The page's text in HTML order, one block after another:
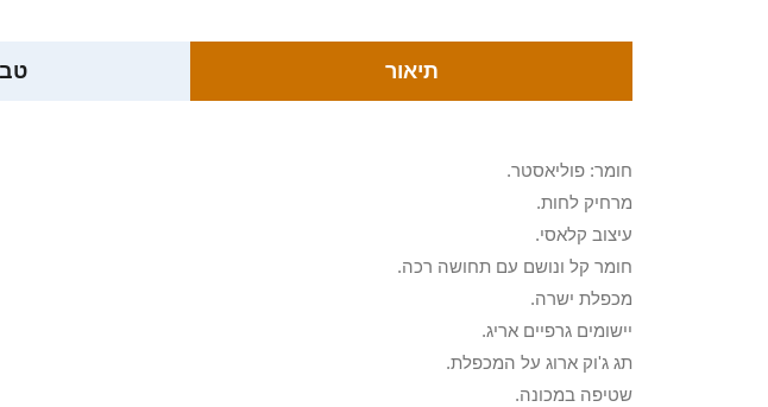
תיאור
חומר: פוליאסטר.
מרחיק לחות.
עיצוב קלאסי.
חומר קל ונושם עם תחושה רכה.
מכפלת ישרה.
יישומים גרפיים אריג.
תג ג'וק ארוג על המכפלת.
שטיפה במכונה.